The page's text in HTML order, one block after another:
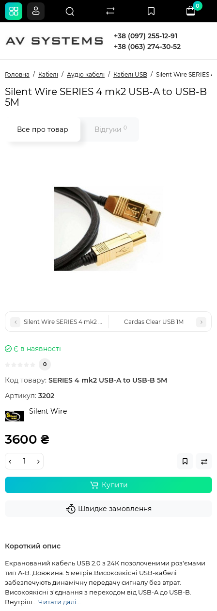
+38 (097) 255-12-91
+38 (063) 274-30-52
0
Головна Кабелі Аудіо кабелі Кабелі USB Silent Wire SERIES
Silent Wire SERIES 4 mk2 USB-A to USB-B
5M
Все про товар Відгуки 0
Silent Wire SERIES 4 mk2 USB-A to USB-B 2M
Cardas Clear USB 1M
Є в наявності
0
Код товару: SERIES 4 mk2 USB-A to USB-B 5M
Артикул: 3202
Silent Wire
3600 ₴
Купити
Швидке замовлення
Короткий опис
Екранований кабель USB 2.0 з 24К позолоченими роз'ємами
тип A-B. Довжина: 5 метрів.Високоякісні USB-кабелі
забезпечують динамічну передачу сигналу без втрат.
Високоякісні з'єднання з переходом від USB-A до USB-B.
Внутріш... Читати далі...